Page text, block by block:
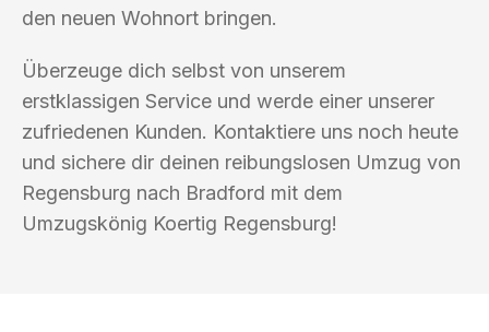
den neuen Wohnort bringen.
Überzeuge dich selbst von unserem
erstklassigen Service und werde einer unserer
zufriedenen Kunden. Kontaktiere uns noch heute
und sichere dir deinen reibungslosen Umzug von
Regensburg nach Bradford mit dem
Umzugskönig Koertig Regensburg!